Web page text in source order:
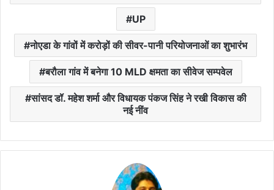
UP
नोएडा के गांवों में करोड़ों की सीवर-पानी परियोजनाओं का शुभारंभ
बरौला गांव में बनेगा 10 MLD क्षमता का सीवेज सम्पवेल
सांसद डॉ. महेश शर्मा और विधायक पंकज सिंह ने रखी विकास की
नई नींव